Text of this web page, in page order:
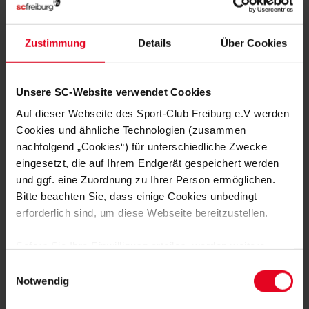
Zustimmung Details Über Cookies
Unsere SC-Website verwendet Cookies
Auf dieser Webseite des Sport-Club Freiburg e.V werden
Cookies und ähnliche Technologien (zusammen
nachfolgend „Cookies“) für unterschiedliche Zwecke
eingesetzt, die auf Ihrem Endgerät gespeichert werden
und ggf. eine Zuordnung zu Ihrer Person ermöglichen.
Bitte beachten Sie, dass einige Cookies unbedingt
erforderlich sind, um diese Webseite bereitzustellen.
Daten von Ihnen (z.B. persönlichen Identifikatoren oder
IP-Adressen) verarbeitet werden. Durch Klicken auf den
Notwendig
Alter:17 und 15 Jahre
Lieblingsspieler beim SC Freiburg: Nils Petersen und
Vincenzo Grifo